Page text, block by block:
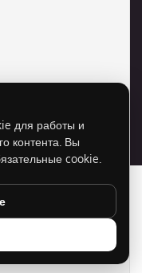
разрешить
контента.
для работы и
контента. Вы
cookie.